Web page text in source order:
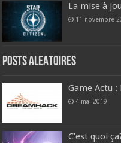
La mise à
11 novembre
Posts ALEATOIRES
Game Actu :
4 mai 2019
C’est quoi